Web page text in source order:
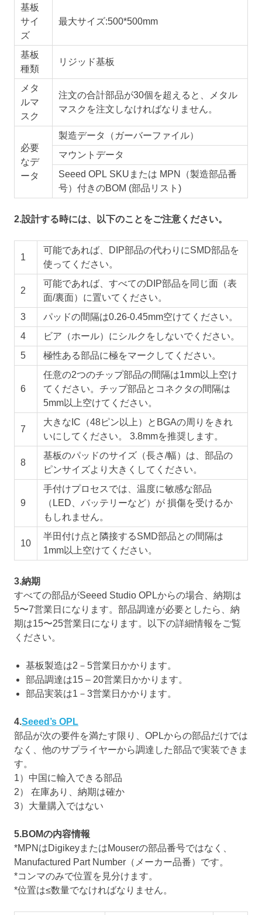
基板
サイ
ズ
最大サイズ:500*500mm
基板
種類
リジッド基板
メタ
ルマ
スク
注文の合計部品が30個を超えると、メタル
マスクを注文しなければなりません。
必要
なデ
ータ
製造データ（ガーバーファイル）
マウントデータ
Seeed OPL SKUまたは MPN（製造部品番
号）付きのBOM (部品リスト)
2.設計する時には、以下のことをご注意ください。
1
可能であれば、DIP部品の代わりにSMD部品を
使ってください。
2
可能であれば、すべてのDIP部品を同じ面（表
面/裏面）に置いてください。
3
パッドの間隔は0.26-0.45mm空けてください。
4
ビア（ホール）にシルクをしないでください。
5
極性ある部品に極をマークしてください。
6
任意の2つのチップ部品の間隔は1mm以上空け
てください。チップ部品とコネクタの間隔は
5mm以上空けてください。
7
大きなIC（48ピン以上）とBGAの周りをきれ
いにしてください。 3.8mmを推奨します。
8
基板のパッドのサイズ（長さ/幅）は、部品の
ピンサイズより大きくしてください。
9
手付けプロセスでは、温度に敏感な部品
（LED、バッテリーなど）が 損傷を受けるか
もしれません。
10
半田付け点と隣接するSMD部品との間隔は
1mm以上空けてください。
3.納期
すべての部品がSeeed Studio OPLからの場合、納期は
5〜7営業日になります。部品調達が必要としたら、納
期は15〜25営業日になります。以下の詳細情報をご覧
ください。
基板製造は2－5営業日かかります。
部品調達は15 – 20営業日かかります。
部品実装は1－3営業日かかります。
4.Seeed’s OPL
部品が次の要件を満たす限り、OPLからの部品だけでは
なく、他のサプライヤーから調達した部品で実装できま
す。
1）中国に輸入できる部品
2） 在庫あり、納期は確か
3）大量購入ではない
5.BOMの内容情報
*MPNはDigikeyまたはMouserの部品番号ではなく、
Manufactured Part Number（メーカー品番）です。
*コンマのみで位置を見分けます。
*位置は≤数量でなければなりません。